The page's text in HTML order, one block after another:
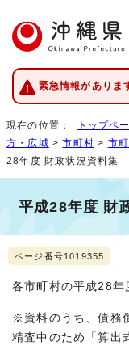
緊急情報がありま
現在の位置： トップペ
方・広域 >市町村 > 市
28年度 財政状況資料集
平成28年度 財
ページ番号1019355
各市町村の平成28年
※資料のうち、債務
精査中のため「算出